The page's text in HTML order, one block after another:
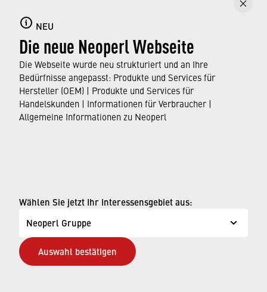
NEU
Die neue Neoperl Webseite
Die Webseite wurde neu strukturiert und an Ihre
Bedürfnisse angepasst: Produkte und Services für
Hersteller (OEM) | Produkte und Services für
Handelskunden | Informationen für Verbraucher |
Allgemeine Informationen zu Neoperl
Wählen Sie jetzt Ihr Interessensgebiet aus:
Neoperl Gruppe
Auswahl bestätigen
Wir freuen uns darauf, Sie auf der ISH 2025 zu
begrüßen und mit Ihnen in eine Zukunft der
nachhaltigen Trinkwassernutzung und
technologischen Innovation einzutauchen! Der „Best
Stream in Town“ wartet auf Sie – direkt live auf
unserem Stand!
Impressum
Datenschutzseite